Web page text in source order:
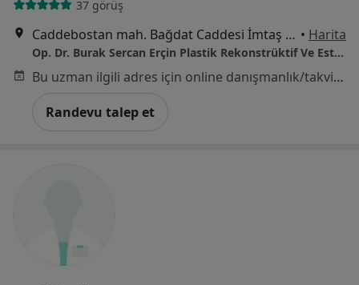
37 görüş
Caddebostan mah. Bağdat Caddesi İmtaş Residence No 245 Kat 1 Daire 1, İstanbul • Harita
Op. Dr. Burak Sercan Erçin Plastik Rekonstrüktif Ve Estetik Cerrahi
Bu uzman ilgili adres için online danışmanlık/takvim sunmuyor.
Randevu talep et